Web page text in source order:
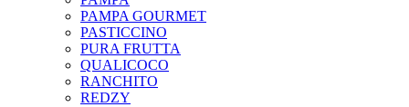
PAMPA GOURMET
PASTICCINO
PURA FRUTTA
QUALICOCO
RANCHITO
REDZY